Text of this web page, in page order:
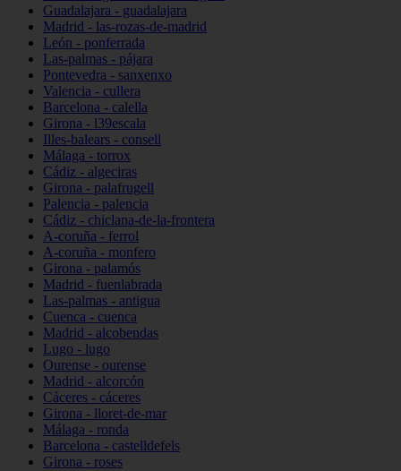
Guadalajara - guadalajara
Madrid - las-rozas-de-madrid
León - ponferrada
Las-palmas - pájara
Pontevedra - sanxenxo
Valencia - cullera
Barcelona - calella
Girona - l39escala
Illes-balears - consell
Málaga - torrox
Cádiz - algeciras
Girona - palafrugell
Palencia - palencia
Cádiz - chiclana-de-la-frontera
A-coruña - ferrol
A-coruña - monfero
Girona - palamós
Madrid - fuenlabrada
Las-palmas - antigua
Cuenca - cuenca
Madrid - alcobendas
Lugo - lugo
Ourense - ourense
Madrid - alcorcón
Cáceres - cáceres
Girona - lloret-de-mar
Málaga - ronda
Barcelona - castelldefels
Girona - roses